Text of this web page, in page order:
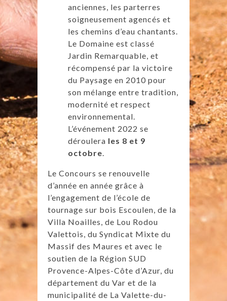
anciennes, les parterres
soigneusement agencés et
les chemins d’eau chantants.
Le Domaine est classé
Jardin Remarquable, et
récompensé par la victoire
du Paysage en 2010 pour
son mélange entre tradition,
modernité et respect
environnemental.
L’événement 2022 se
déroulera les 8 et 9
octobre
Le Concours se renouvelle
d’année en année grâce à
l’engagement de l’école de
tournage sur bois Escoulen, de la
Villa Noailles, de Lou Rodou
Valettois, du Syndicat Mixte du
Massif des Maures et avec le
soutien de la Région SUD
Provence-Alpes-Côte d’Azur, du
département du Var et de la
municipalité de La Valette-du-